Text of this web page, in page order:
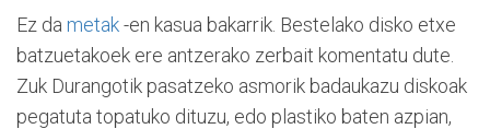
Ez da metak-en kasua bakarrik. Bestelako disko etxe
batzuetakoek ere antzerako zerbait komentatu dute.
Zuk Durangotik pasatzeko asmorik badaukazu diskoak
pegatuta topatuko dituzu, edo plastiko baten azpian,